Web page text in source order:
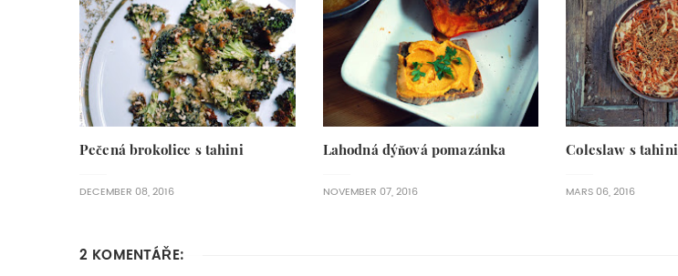
Pečená brokolice s tahini
DECEMBER 08, 2016
Lahodná dýňová pomazánka
NOVEMBER 07, 2016
Coleslaw s tahini
MARS 06, 2016
2 KOMENTÁŘE: